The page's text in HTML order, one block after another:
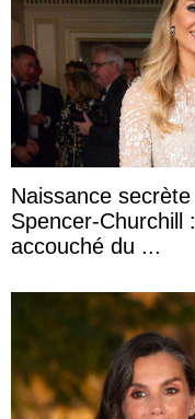
Naissance
Spencer-Churchill
accouché du ...